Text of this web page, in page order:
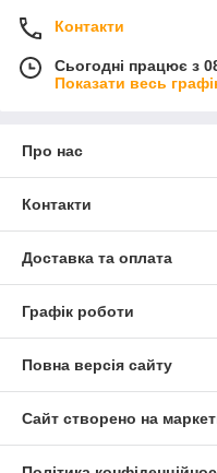
Контакти
Сьогодні працює з
Показати весь
Про нас
Контакти
Доставка та оплата
Графік роботи
Повна версія сайту
Сайт створено на